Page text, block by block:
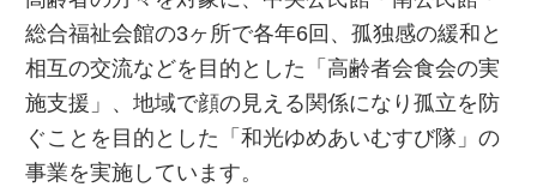
総合福祉会館の3ヶ所で各年6回、孤独感の緩和と
相互の交流などを目的とした「高齢者会食会の実
施支援」、地域で顔の見える関係になり孤立を防
ぐことを目的とした「和光ゆめあいむすび隊」の
事業を実施しています。